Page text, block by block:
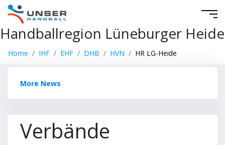
Handballregion Lüneburger Heide
Home IHF EHF DHB HVN HR LG-Heide
More News
Verbände